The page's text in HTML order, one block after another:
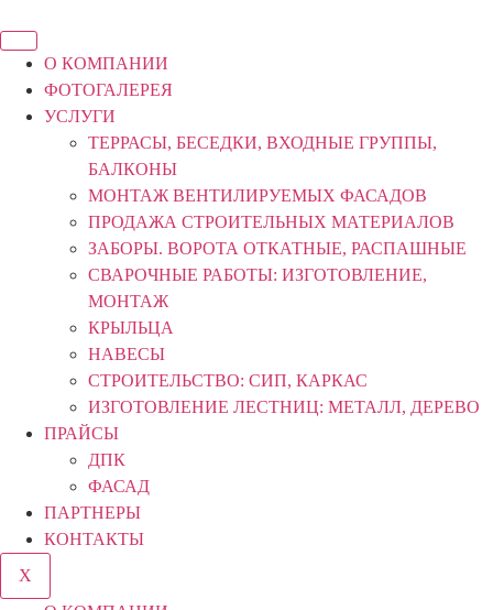
О КОМПАНИИ
ФОТОГАЛЕРЕЯ
УСЛУГИ
ТЕРРАСЫ, БЕСЕДКИ, ВХОДНЫЕ ГРУППЫ,
БАЛКОНЫ
МОНТАЖ ВЕНТИЛИРУЕМЫХ ФАСАДОВ
ПРОДАЖА СТРОИТЕЛЬНЫХ МАТЕРИАЛОВ
ЗАБОРЫ. ВОРОТА ОТКАТНЫЕ, РАСПАШНЫЕ
СВАРОЧНЫЕ РАБОТЫ: ИЗГОТОВЛЕНИЕ,
МОНТАЖ
КРЫЛЬЦА
НАВЕСЫ
СТРОИТЕЛЬСТВО: СИП, КАРКАС
ИЗГОТОВЛЕНИЕ ЛЕСТНИЦ: МЕТАЛЛ, ДЕРЕВО
ПРАЙСЫ
ДПК
ФАСАД
ПАРТНЕРЫ
КОНТАКТЫ
X